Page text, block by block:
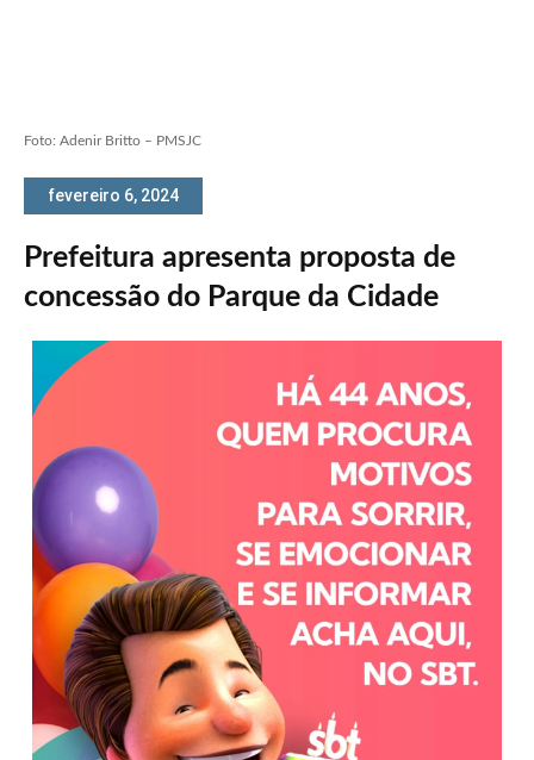
Foto: Adenir Britto – PMSJC
fevereiro 6, 2024
Prefeitura apresenta proposta de
concessão do Parque da Cidade